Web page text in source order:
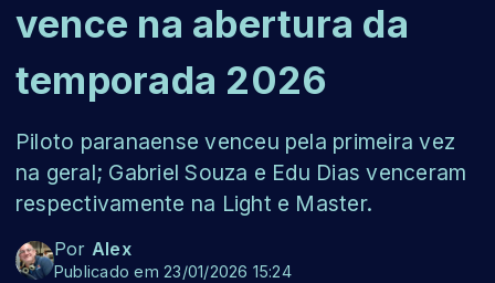
vence na abertura da
temporada 2026
Piloto paranaense venceu pela primeira vez
na geral; Gabriel Souza e Edu Dias venceram
respectivamente na Light e Master.
Por Alex
Publicado em 23/01/2026 15:24